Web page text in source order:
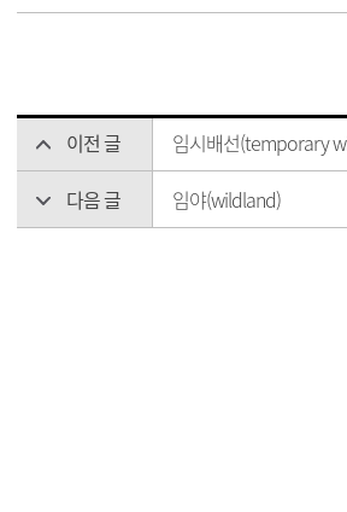
이전 글
임시배선(temporary
다음 글
임야(wildland)